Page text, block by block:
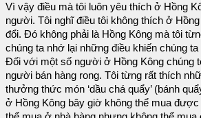
Vì vậy điều mà tôi luôn yêu thích ở Hồng
người. Tôi nghĩ điều tôi không thích ở
đổi. Đó không phải là Hồng Kông mà tôi
chúng ta nhớ lại những điều khiến chúng
Đối với một số người ở Hồng Kông chúng
người bán hàng rong. Tôi từng rất thích
thưởng thức món ‘dầu chá quẩy’ (bánh
ở Hồng Kông bây giờ không thể mua